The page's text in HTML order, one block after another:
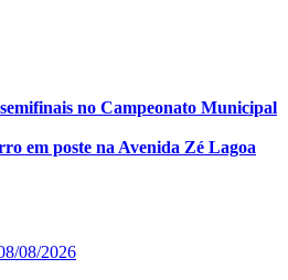
no Campeonato Municipal
em poste na Avenida Zé Lagoa
08/2026